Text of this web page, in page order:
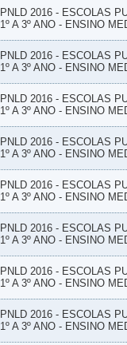
PNLD 2016 - ESCOLAS
1º A 3º ANO - ENSINO
PNLD 2016 - ESCOLAS
1º A 3º ANO - ENSINO
PNLD 2016 - ESCOLAS
1º A 3º ANO - ENSINO
PNLD 2016 - ESCOLAS
1º A 3º ANO - ENSINO
PNLD 2016 - ESCOLAS
1º A 3º ANO - ENSINO
PNLD 2016 - ESCOLAS
1º A 3º ANO - ENSINO
PNLD 2016 - ESCOLAS
1º A 3º ANO - ENSINO
PNLD 2016 - ESCOLAS
1º A 3º ANO - ENSINO